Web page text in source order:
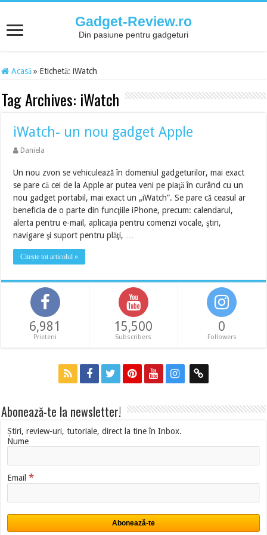
Gadget-Review.ro
Din pasiune pentru gadgeturi
Acasă » Etichetă:iWatch
Tag Archives: iWatch
iWatch- un nou gadget Apple
Daniela
Un nou zvon se vehiculează în domeniul gadgeturilor, mai exact
se pare că cei de la Apple ar putea veni pe piaţă în curând cu un
nou gadget portabil, mai exact un „iWatch”. Se pare că ceasul ar
beneficia de o parte din funcţiile iPhone, precum: calendarul,
alerta pentru e-mail, aplicaţia pentru comenzi vocale, ştiri,
navigare şi suport pentru plăţi, …
Citește tot articolul »
6,981
Prieteni
15,500
Subscribers
0
Followers
Abonează-te la newsletter!
Știri, review-uri, tutoriale, direct la tine în Inbox.
Nume
Email*